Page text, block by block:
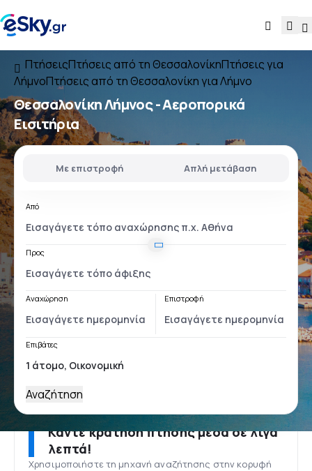
ΠτήσειςΠτήσεις από τη ΘεσσαλονίκηΠτήσεις για
ΛήμνοΠτήσεις από τη Θεσσαλονίκη για Λήμνο
Θεσσαλονίκη Λήμνος- Αεροπορικά
Εισιτήρια
Με επιστροφή Απλή μετάβαση
Από
Προς
Αναχώρηση Επιστροφή
Επιβάτες
Αναζήτηση
Κάντε κράτηση πτήσης μέσα σε λίγα
λεπτά!
Χρησιμοποιήστε τη μηχανή αναζήτησης στην κορυφή